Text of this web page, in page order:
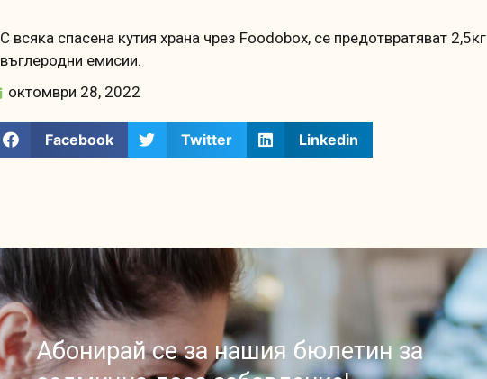
С всяка спасена кутия храна чрез Foodobox, се предотвратяват 2,5кг
въглеродни емисии.
октомври 28, 2022
Facebook Twitter Linkedin
Абонирай се за нашия бюлетин за